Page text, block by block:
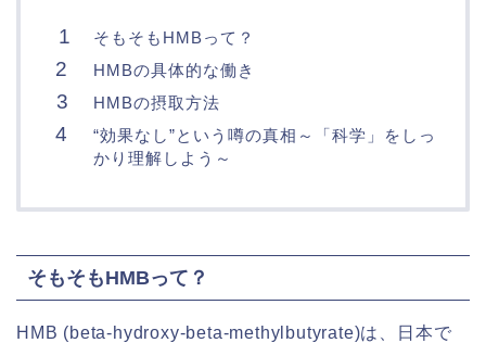
そもそもHMBって？
HMBの具体的な働き
HMBの摂取方法
“効果なし”という噂の真相～「科学」をしっ
かり理解しよう～
そもそもHMBって？
HMB (beta-hydroxy-beta-methylbutyrate)は、日本で